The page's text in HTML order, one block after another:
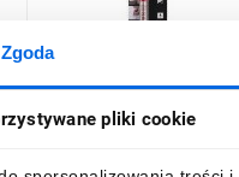
Zgoda
pliki cookie
Marker Pen-Touch 130
czerwony, Sakura